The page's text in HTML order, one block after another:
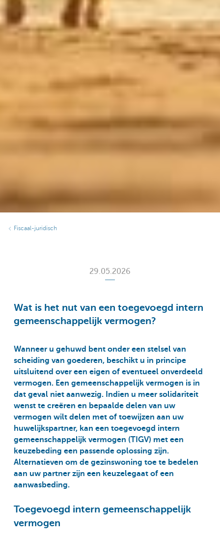
Fiscaal-juridisch
29.05.2026
Wat is het nut van een toegevoegd intern
gemeenschappelijk vermogen?
Wanneer u gehuwd bent onder een stelsel van
scheiding van goederen, beschikt u in principe
uitsluitend over een eigen of eventueel onverdeeld
vermogen. Een gemeenschappelijk vermogen is in
dat geval niet aanwezig. Indien u meer solidariteit
wenst te creëren en bepaalde delen van uw
vermogen wilt delen met of toewijzen aan uw
huwelijkspartner, kan een toegevoegd intern
gemeenschappelijk vermogen (TIGV) met een
keuzebeding een passende oplossing zijn.
Alternatieven om de gezinswoning toe te bedelen
aan uw partner zijn een keuzelegaat of een
aanwasbeding.
Toegevoegd intern gemeenschappelijk
vermogen